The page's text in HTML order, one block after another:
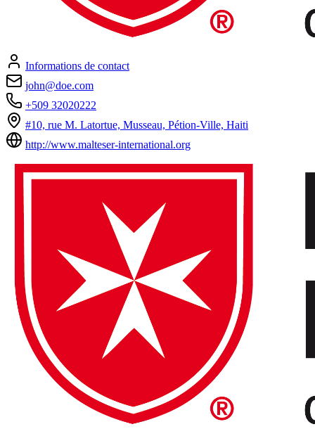
Informations de contact
john@doe.com
+509 32020222
#10, rue M. Latortue, Musseau, Pétion-Ville, Haiti
http://www.malteser-international.org